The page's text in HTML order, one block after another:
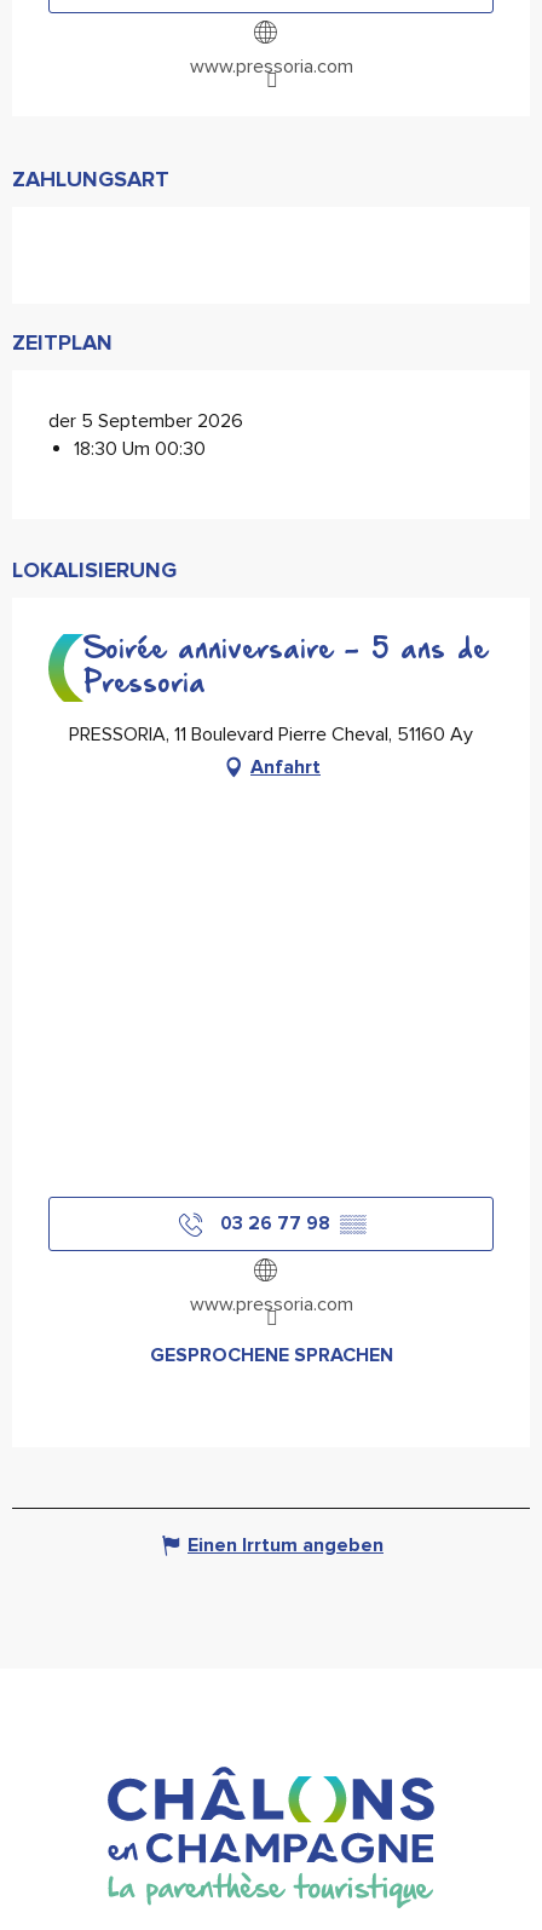
www.pressoria.com
ZAHLUNGSART
ZEITPLAN
der 5 September 2026
18:30 Um 00:30
LOKALISIERUNG
Soirée anniversaire - 5 ans de
Pressoria
PRESSORIA, 11 Boulevard Pierre Cheval, 51160 Ay
Anfahrt
03 26 77 98 ▒▒
www.pressoria.com
GESPROCHENE SPRACHEN
GESPROCHENE SPRACHEN
Einen Irrtum angeben